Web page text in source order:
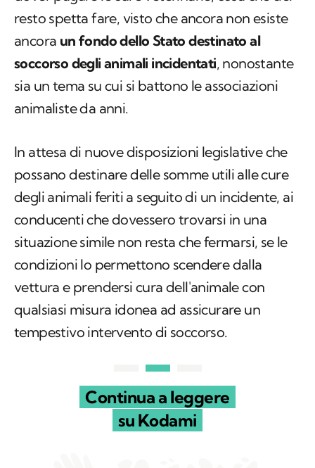
resto spetta fare, visto che ancora non esiste
ancora un fondo dello Stato destinato al
soccorso degli animali incidentati, nonostante
sia un tema su cui si battono le associazioni
animaliste da anni.
In attesa di nuove disposizioni legislative che
possano destinare delle somme utili alle cure
degli animali feriti a seguito di un incidente, ai
conducenti che dovessero trovarsi in una
situazione simile non resta che fermarsi, se le
condizioni lo permettono scendere dalla
vettura e prendersi cura dell'animale con
qualsiasi misura idonea ad assicurare un
tempestivo intervento di soccorso.
Continua a leggere
su Kodami